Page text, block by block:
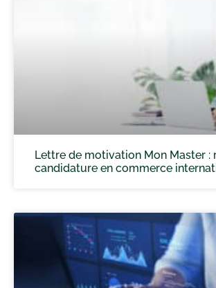
Lettre de motivation Mon Master :
candidature en commerce